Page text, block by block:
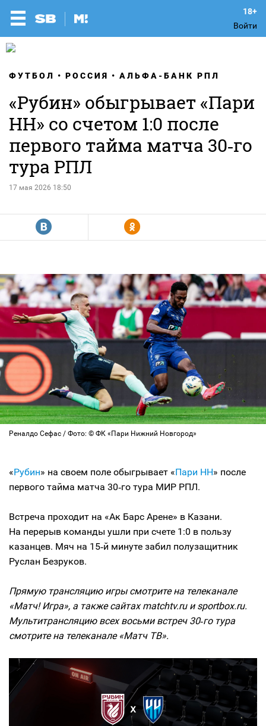
Войти
ФУТБОЛ РОССИЯ АЛЬФА-БАНК РПЛ
«Рубин» обыгрывает «Пари
НН» со счетом 1:0 после
первого тайма матча 30‑го
тура РПЛ
17 мая 2026 18:50
R Y
Реналдо Сефас / Фото: © ФК «Пари Нижний Новгород»
«Рубин» на своем поле обыгрывает «Пари НН» после
первого тайма матча 30‑го тура МИР РПЛ.
Встреча проходит на «Ак Барс Арене» в Казани.
На перерыв команды ушли при счете 1:0 в пользу
казанцев. Мяч на 15‑й минуте забил полузащитник
Руслан Безруков.
Прямую трансляцию игры смотрите на телеканале
«Матч! Игра», а также сайтах matchtv.ru и sportbox.ru.
Мультитрансляцию всех восьми встреч 30‑го тура
смотрите на телеканале «Матч ТВ».